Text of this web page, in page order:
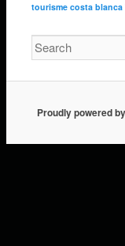
tourisme costa blanca
Proudly powered